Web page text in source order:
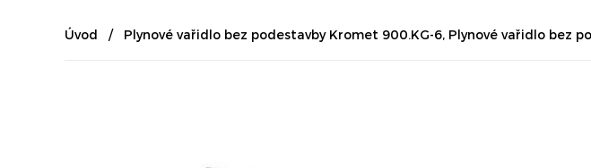
Úvod Plynové vařidlo bez podestavby Kromet 900.KG-6, Plynové vařidlo bez